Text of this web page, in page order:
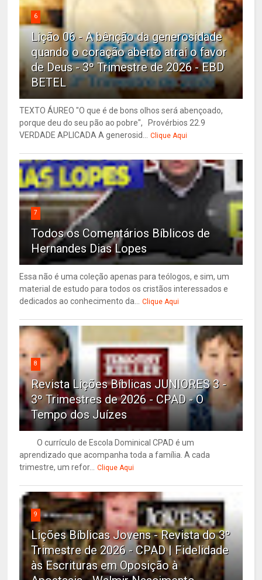
6
Lição 06 - A bênção da generosidade
quando o coração aberto atrai o favor
de Deus - 3º Trimestre de 2026 - EBD
BETEL
TEXTO ÁUREO "O que é de bons olhos será abençoado,
porque deu do seu pão ao pobre", Provérbios 22.9
VERDADE APLICADA A generosid... Clique Aqui
7
Todos os Comentários Bíblicos de
Hernandes Dias Lopes
Essa não é uma coleção apenas para teólogos, e sim, um
material de estudo para todos os cristãos interessados e
dedicados ao conhecimento da... Clique Aqui
8
Revista Lições Bíblicas JUNIORES 3 -
3º Trimestres de 2026 - CPAD - O
Tempo dos Juízes
O currículo de Escola Dominical CPAD é um
aprendizado que acompanha toda a família. A cada
trimestre, um refor... Clique Aqui
9
Lições Bíblicas Jovens - Revista do 3º
Trimestre de 2026 - CPAD | Fidelidade
às Escrituras em Oposição à